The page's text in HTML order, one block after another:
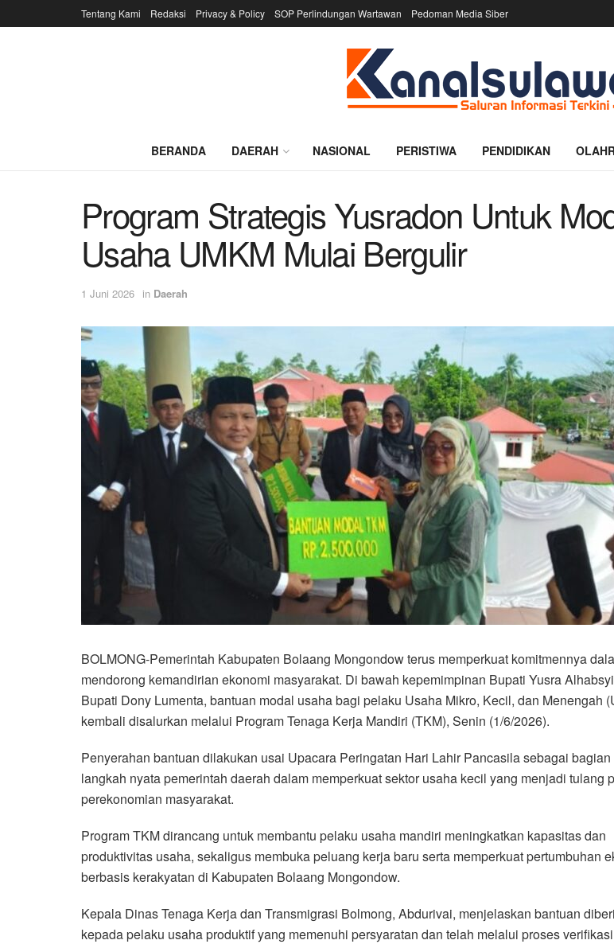
Tentang Kami Redaksi Privacy & Policy SOP Perlindungan Wartawan Pedoman Media Siber
BERANDA DAERAH NASIONAL PERISTIWA PENDIDIKAN
Program Strategis Yusradon Untuk
Usaha UMKM Mulai Bergulir
1 Juni 2026 in Daerah
BOLMONG-Pemerintah Kabupaten Bolaang Mongondow terus memperkuat komitmennya
mendorong kemandirian ekonomi masyarakat. Di bawah kepemimpinan Bupati Yusra
Bupati Dony Lumenta, bantuan modal usaha bagi pelaku Usaha Mikro, Kecil, dan Menengah
kembali disalurkan melalui Program Tenaga Kerja Mandiri (TKM), Senin (1/6/2026).
Penyerahan bantuan dilakukan usai Upacara Peringatan Hari Lahir Pancasila sebagai bagian
langkah nyata pemerintah daerah dalam memperkuat sektor usaha kecil yang menjadi tulang
perekonomian masyarakat.
Program TKM dirancang untuk membantu pelaku usaha mandiri meningkatkan kapasitas dan
produktivitas usaha, sekaligus membuka peluang kerja baru serta memperkuat pertumbuhan
berbasis kerakyatan di Kabupaten Bolaang Mongondow.
Kepala Dinas Tenaga Kerja dan Transmigrasi Bolmong, Abdurivai, menjelaskan bantuan
kepada pelaku usaha produktif yang memenuhi persyaratan dan telah melalui proses